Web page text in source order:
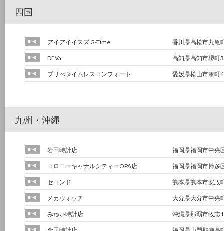
四国
アイアイイスズ G-Time 香川県高松市丸亀
DEVa 高知県高知市堺町
プリべタイムレスコンフォート 愛媛県松山市湊町
九州・沖縄
岩田時計店 福岡県福岡市中央
コロニーキャナルシティーOPA店 福岡県福岡市博多
セコンド 熊本県熊本市安政
メカウォッチ 大分県大分市中央
みねい時計店 沖縄県那覇市牧志